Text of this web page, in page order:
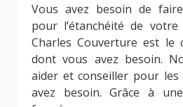
Vous avez besoin de
pour l’étanchéité de
Charles Couverture est le
dont vous avez besoin.
aider et conseiller pour
avez besoin. Grâce à